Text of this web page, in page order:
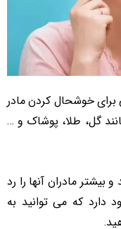
خوشحال کردن مادر
گل، طلا، پوشاک و …
مادران آنها را رد
دارد که می توانید به